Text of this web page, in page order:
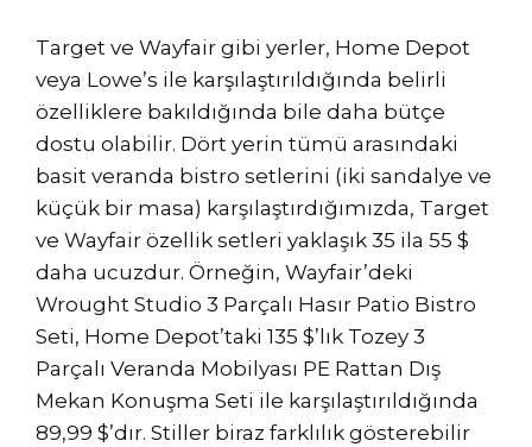
Target ve Wayfair gibi yerler, Home Depot
veya Lowe’s ile karşılaştırıldığında belirli
özelliklere bakıldığında bile daha bütçe
dostu olabilir. Dört yerin tümü arasındaki
basit veranda bistro setlerini (iki sandalye ve
küçük bir masa) karşılaştırdığımızda, Target
ve Wayfair özellik setleri yaklaşık 35 ila 55 $
daha ucuzdur. Örneğin, Wayfair’deki
Wrought Studio 3 Parçalı Hasır Patio Bistro
Seti, Home Depot’taki 135 $’lık Tozey 3
Parçalı Veranda Mobilyası PE Rattan Dış
Mekan Konuşma Seti ile karşılaştırıldığında
89,99 $’dır. Stiller biraz farklılık gösterebilir